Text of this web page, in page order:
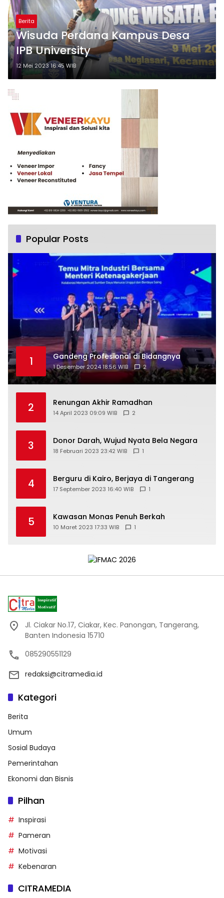
Berita
Wisuda Perdana Kampus Desa
IPB University
12 Mei 2023 16:45 WIB
Popular Posts
1 Gandeng Profesional di Bidangnya
1 Desember 2024 18:56 WIB 2
2 Renungan Akhir Ramadhan
14 April 2023 09:09 WIB 2
3 Donor Darah, Wujud Nyata Bela Negara
18 Februari 2023 23:42 WIB 1
4 Berguru di Kairo, Berjaya di Tangerang
17 September 2023 16:40 WIB 1
5 Kawasan Monas Penuh Berkah
10 Maret 2023 17:33 WIB 1
Jl. Ciakar No.17, Ciakar, Kec. Panongan, Tangerang,
Banten Indonesia 15710
085290551129
redaksi@citramedia.id
Kategori
Berita
Umum
Sosial Budaya
Pemerintahan
Ekonomi dan Bisnis
Pilhan
Inspirasi
Pameran
Motivasi
Kebenaran
CITRAMEDIA